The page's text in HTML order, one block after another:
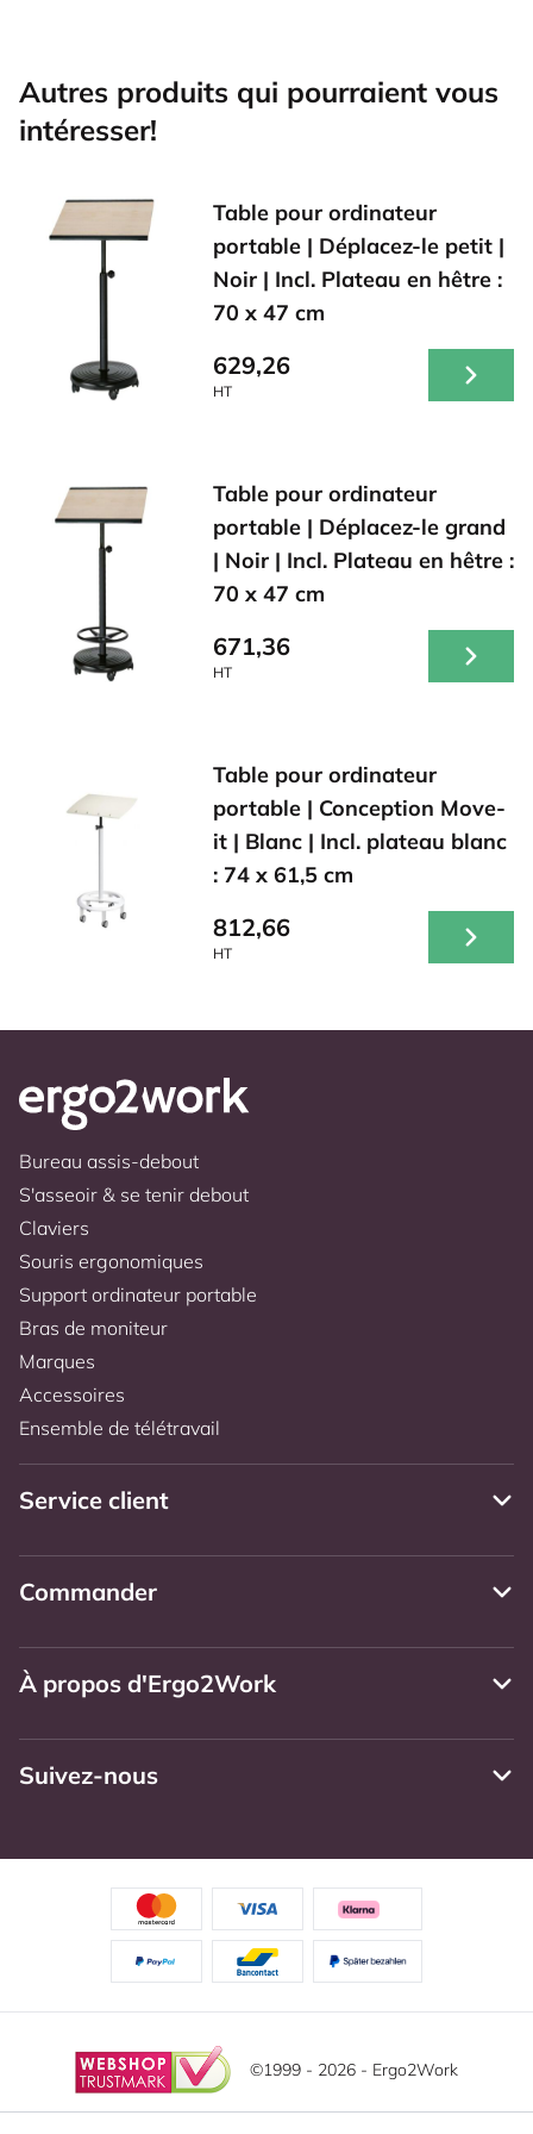
Autres produits qui pourraient vous
intéresser!
Table pour ordinateur
portable | Déplacez-le petit |
Noir | Incl. Plateau en hêtre :
70 x 47 cm
629,26
HT
Table pour ordinateur
portable | Déplacez-le grand
| Noir | Incl. Plateau en hêtre :
70 x 47 cm
671,36
HT
Table pour ordinateur
portable | Conception Move-
it | Blanc | Incl. plateau blanc
: 74 x 61,5 cm
812,66
HT
Bureau assis-debout
S'asseoir & se tenir debout
Claviers
Souris ergonomiques
Support ordinateur portable
Bras de moniteur
Marques
Accessoires
Ensemble de télétravail
Service client
Commander
À propos d'Ergo2Work
Suivez-nous
©1999 - 2026 - Ergo2Work